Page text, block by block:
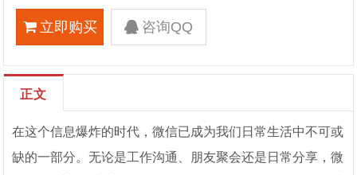
立即购买 咨询QQ
正文
在这个信息爆炸的时代，微信已成为我们日常生活中不可或
缺的一部分。无论是工作沟通、朋友聚会还是日常分享，微